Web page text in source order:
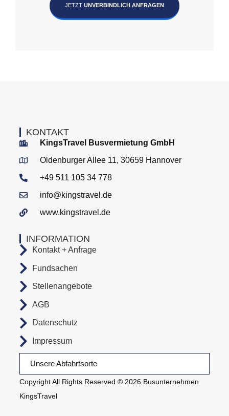
JETZT UNVERBINDLICH ANFRAGEN
Copyright All Rights Reserved © 2026 Busunternehmen
KingsTravel
Unsere Abfahrtsorte
INFORMATION
Kontakt + Anfrage
Fundsachen
Stellenangebote
AGB
Datenschutz
Impressum
KONTAKT
KingsTravel Busvermietung GmbH
Oldenburger Allee 11, 30659 Hannover
+49 511 105 34 778
info@kingstravel.de
www.kingstravel.de